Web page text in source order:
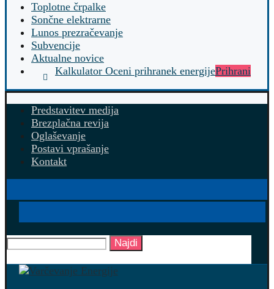
Toplotne črpalke
Sončne elektrarne
Lunos prezračevanje
Subvencije
Aktualne novice
Kalkulator Oceni prihranek energijePrihrani
Predstavitev medija
Brezplačna revija
Oglaševanje
Postavi vprašanje
Kontakt
Najdi